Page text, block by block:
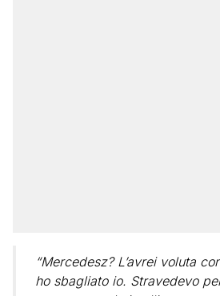
“Mercedesz? L’avrei voluta
ho sbagliato io. Stravedevo